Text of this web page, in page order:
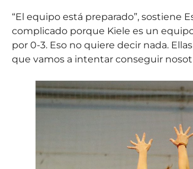
“El equipo está preparado”, sostiene
complicado porque Kiele es un
por 0-3. Eso no quiere decir nada.
que vamos a intentar conseguir